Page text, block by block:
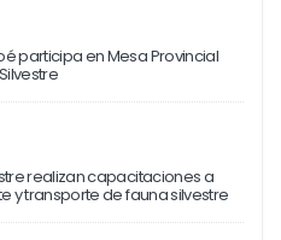
participa en Mesa Provincial
realizan capacitaciones a
y transporte de fauna silvestre